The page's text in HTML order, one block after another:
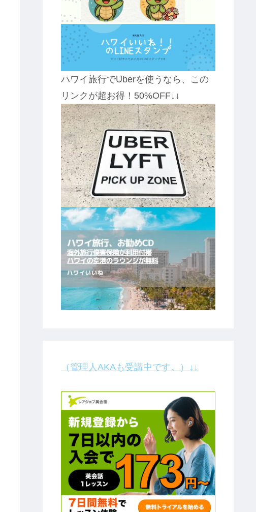
ハワイ旅行でUberを使うなら、この
リンクが超お得！50%OFF↓↓
（管理人AKAも受講中です。）↓↓